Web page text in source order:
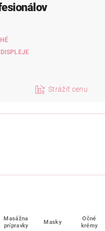
Strážiť cenu
Masážna
prípravky
Masky
Očné
krémy